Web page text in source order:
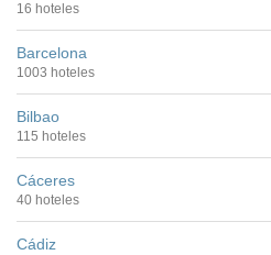
16 hoteles
Barcelona
1003 hoteles
Bilbao
115 hoteles
Cáceres
40 hoteles
Cádiz